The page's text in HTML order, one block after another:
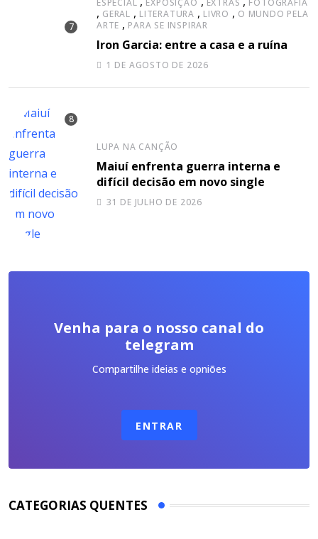
ESPECIAL EXPOSIÇÃO EXTRAS FOTOGRAFIA
, GERAL , LITERATURA , LIVRO , O MUNDO PELA
ARTE , PARA SE INSPIRAR
Iron Garcia: entre a casa e a ruína
1 DE AGOSTO DE 2026
LUPA NA CANÇÃO
Maiuí enfrenta guerra interna e
difícil decisão em novo single
31 DE JULHO DE 2026
Venha para o nosso canal do
telegram
Compartilhe ideias e opniões
ENTRAR
CATEGORIAS QUENTES